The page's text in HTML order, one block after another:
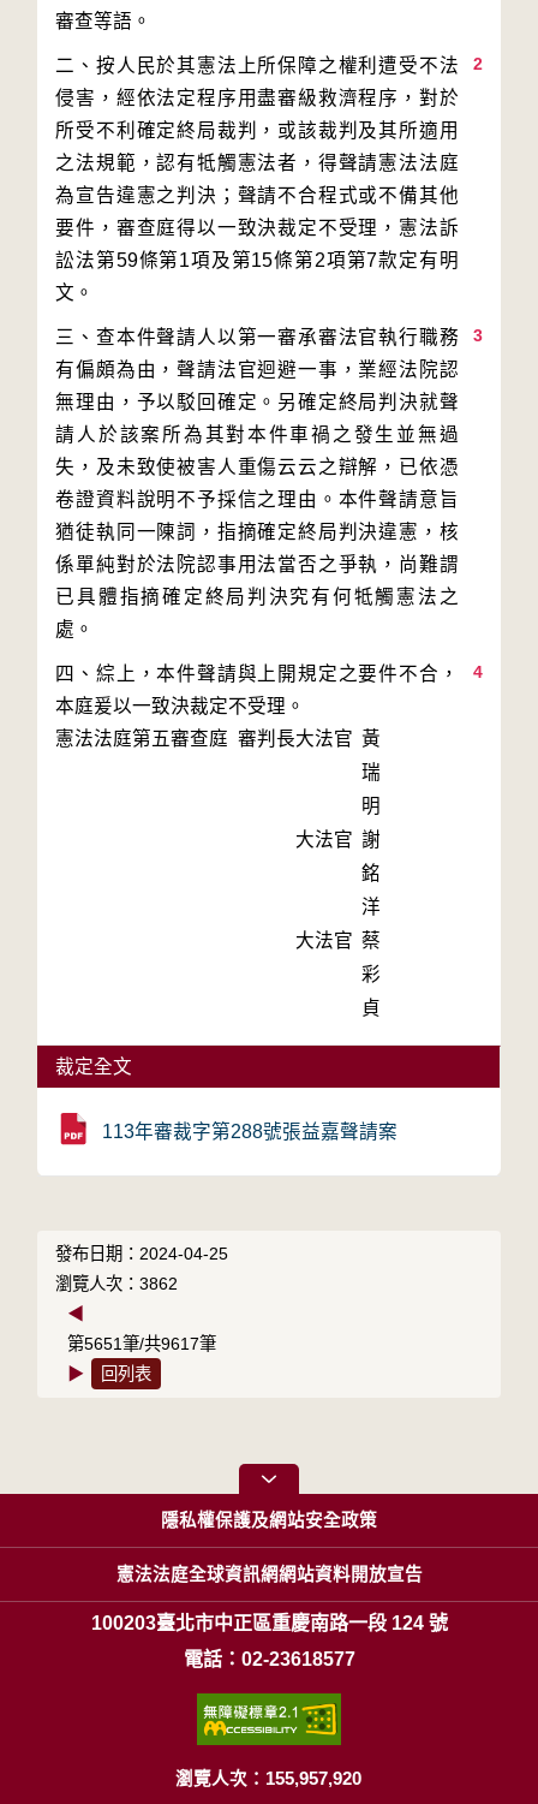
2
二、按人民於其憲法上所保障之權利遭受不法
侵害，經依法定程序用盡審級救濟程序，對於
所受不利確定終局裁判，或該裁判及其所適用
之法規範，認有牴觸憲法者，得聲請憲法法庭
為宣告違憲之判決；聲請不合程式或不備其他
要件，審查庭得以一致決裁定不受理，憲法訴
訟法第59條第1項及第15條第2項第7款定有明
3
三、查本件聲請人以第一審承審法官執行職務
有偏頗為由，聲請法官迴避一事，業經法院認
無理由，予以駁回確定。另確定終局判決就聲
請人於該案所為其對本件車禍之發生並無過
失，及未致使被害人重傷云云之辯解，已依憑
卷證資料說明不予採信之理由。本件聲請意旨
猶徒執同一陳詞，指摘確定終局判決違憲，核
係單純對於法院認事用法當否之爭執，尚難謂
已具體指摘確定終局判決究有何牴觸憲法之
4
四、綜上，本件聲請與上開規定之要件不合，
本庭爰以一致決裁定不受理。
憲法法庭第五審查庭 審判長大法官 黃
瑞
明
大法官 謝
銘
洋
大法官 蔡
彩
貞
裁定全文
113年審裁字第288號張益嘉聲請案
發布日期：2024-04-25
瀏覽人次：3862
◀
第5651筆/共9617筆
▶
回列表
隱私權保護及網站安全政策
憲法法庭全球資訊網網站資料開放宣告
100203臺北市中正區重慶南路一段 124 號
電話：02-23618577
瀏覽人次：155,957,920